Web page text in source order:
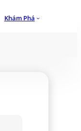
Khám Phá